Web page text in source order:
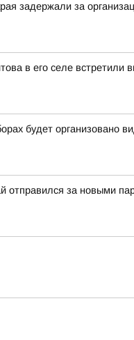
задержали за
в его селе встретили
будет организовано
отправился за новыми